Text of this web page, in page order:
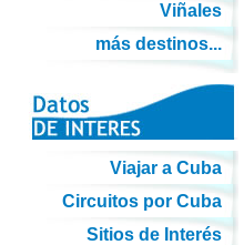
Viñales
más destinos...
Viajar a Cuba
Circuitos por Cuba
Sitios de Interés